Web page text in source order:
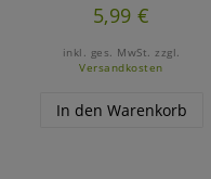
5,99 €
inkl. ges. MwSt. zzgl.
Versandkosten
In den Warenkorb